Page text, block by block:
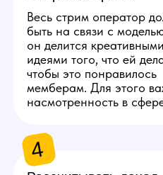
Быть совершеннолетним
Вебкам — это адалт индустрия,
поэтому ключевым требованием
является возраст от 18 лет. Пол
значения не имеет.
1
Опыт работы не обязателен
Начать сотрудничество можно